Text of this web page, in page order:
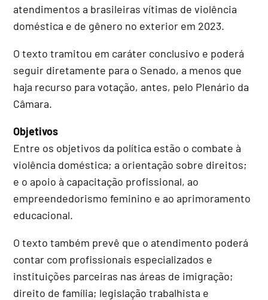
atendimentos a brasileiras vítimas de violência
doméstica e de gênero no exterior em 2023.
O texto tramitou em caráter conclusivo e poderá
seguir diretamente para o Senado, a menos que
haja recurso para votação, antes, pelo Plenário da
Câmara.
Objetivos
Entre os objetivos da política estão o combate à
violência doméstica; a orientação sobre direitos;
e o apoio à capacitação profissional, ao
empreendedorismo feminino e ao aprimoramento
educacional.
O texto também prevê que o atendimento poderá
contar com profissionais especializados e
instituições parceiras nas áreas de imigração;
direito de família; legislação trabalhista e